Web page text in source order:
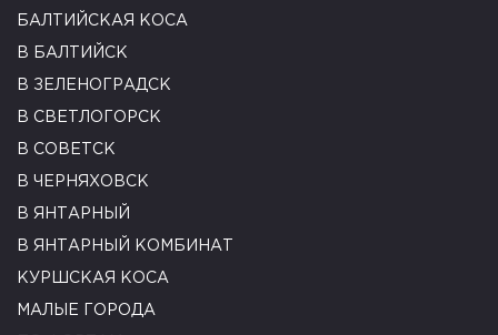
БАЛТИЙСКАЯ КОСА
В БАЛТИЙСК
В ЗЕЛЕНОГРАДСК
В СВЕТЛОГОРСК
В СОВЕТСК
В ЧЕРНЯХОВСК
В ЯНТАРНЫЙ
В ЯНТАРНЫЙ КОМБИНАТ
КУРШСКАЯ КОСА
МАЛЫЕ ГОРОДА